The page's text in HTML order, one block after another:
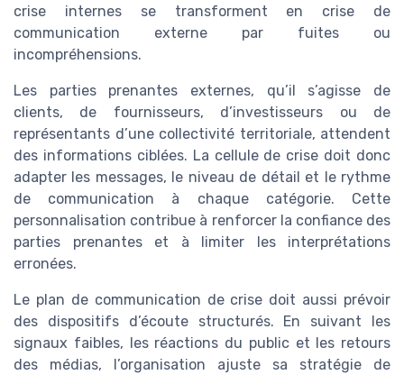
crise internes se transforment en crise de
communication externe par fuites ou
incompréhensions.
Les parties prenantes externes, qu’il s’agisse de
clients, de fournisseurs, d’investisseurs ou de
représentants d’une collectivité territoriale, attendent
des informations ciblées. La cellule de crise doit donc
adapter les messages, le niveau de détail et le rythme
de communication à chaque catégorie. Cette
personnalisation contribue à renforcer la confiance des
parties prenantes et à limiter les interprétations
erronées.
Le plan de communication de crise doit aussi prévoir
des dispositifs d’écoute structurés. En suivant les
signaux faibles, les réactions du public et les retours
des médias, l’organisation ajuste sa stratégie de